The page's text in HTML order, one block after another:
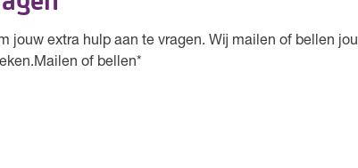
jouw extra hulp aan te vragen. Wij mailen of bellen jou
of bellen*